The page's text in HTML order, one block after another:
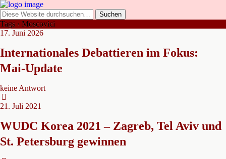
Tags › Moscovici
17. Juni 2026
Internationales Debattieren im Fokus:
Mai-Update
keine Antwort
21. Juli 2021
WUDC Korea 2021 – Zagreb, Tel Aviv und
St. Petersburg gewinnen